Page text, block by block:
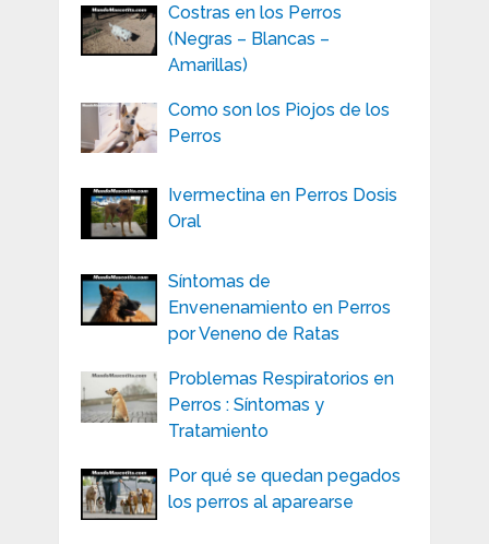
Costras en los Perros
(Negras – Blancas –
Amarillas)
Como son los Piojos de los
Perros
Ivermectina en Perros Dosis
Oral
Síntomas de
Envenenamiento en Perros
por Veneno de Ratas
Problemas Respiratorios en
Perros : Síntomas y
Tratamiento
Por qué se quedan pegados
los perros al aparearse